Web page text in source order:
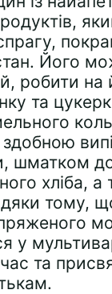
Його
робити на
та
здобною
шматком
хліба,
тому,
у
та